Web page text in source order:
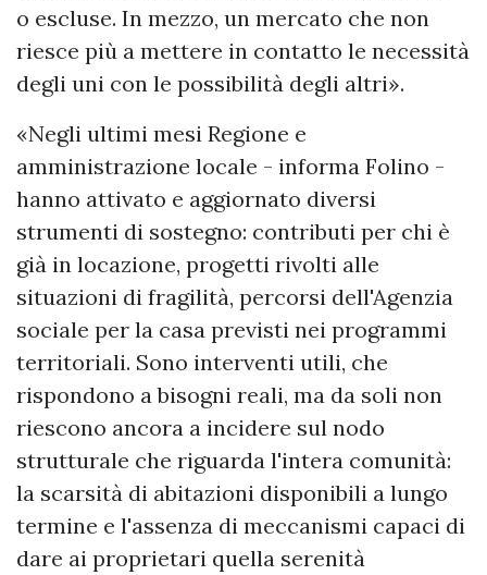
o escluse. In mezzo, un mercato che non
riesce più a mettere in contatto le necessità
degli uni con le possibilità degli altri».
«Negli ultimi mesi Regione e
amministrazione locale - informa Folino -
hanno attivato e aggiornato diversi
strumenti di sostegno: contributi per chi è
già in locazione, progetti rivolti alle
situazioni di fragilità, percorsi dell'Agenzia
sociale per la casa previsti nei programmi
territoriali. Sono interventi utili, che
rispondono a bisogni reali, ma da soli non
riescono ancora a incidere sul nodo
strutturale che riguarda l'intera comunità:
la scarsità di abitazioni disponibili a lungo
termine e l'assenza di meccanismi capaci di
dare ai proprietari quella serenità